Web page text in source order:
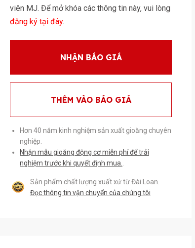
viên MJ. Để mở khóa các thông tin này, vui lòng
đăng ký tại đây.
NHẬN BÁO GIÁ
THÊM VÀO BÁO GIÁ
Hơn 40 năm kinh nghiệm sản xuất gioăng chuyên
nghiệp.
Nhận mẫu gioăng động cơ miễn phí để trải
nghiệm trước khi quyết định mua.
Sản phẩm chất lượng xuất xứ từ Đài Loan.
Đọc thông tin vận chuyển của chúng tôi